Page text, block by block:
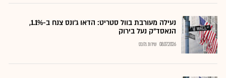
נעילה מעורבת בוול סטריט: הדאו ג'ונס צנח ב-1.1%,
הנאסד"ק נעל בירוק
08.07.2026 שירות גלובס